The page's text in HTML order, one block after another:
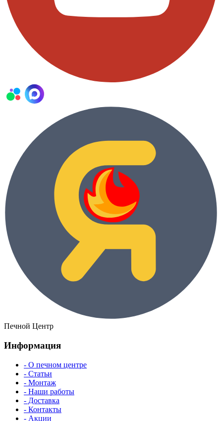
Печной Центр
Информация
- О печном центре
- Статьи
- Монтаж
- Наши работы
- Доставка
- Контакты
- Акции